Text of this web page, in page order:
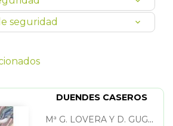
seguridad
DUENDES CASEROS
Mª G. LOVERA Y D. GUGLIELMETTI